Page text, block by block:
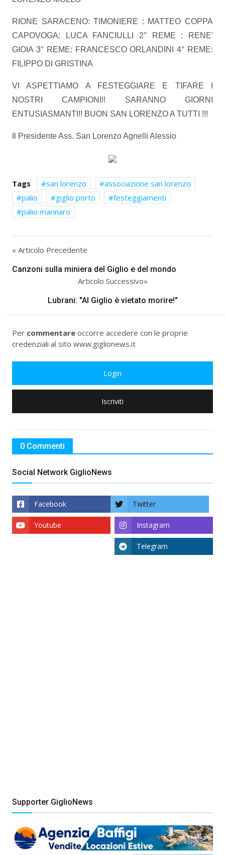
RIONE SARACENO: TIMONIERE : MATTEO COPPA
CAPOVOGA: LUCA FANCIULLI 2° REME : RENE'
GIOIA 3° REME: FRANCESCO ORLANDINI 4° REME:
FILIPPO DI GRISTINA
VI ASPETTIAMO A FESTEGGIARE E TIFARE I
NOSTRI CAMPIONI!! SARANNO GIORNI
ENTUSIASMANTI!! BUON SAN LORENZO A TUTTI !!!
Il Presidente Ass. San Lorenzo Agnelli Alessio
Tags san lorenzo
associazione san lorenzo
palio
giglio porto
festeggiamenti
palio marinaro
« Articolo Precedente
Canzoni sulla miniera del Giglio e del mondo
Articolo Successivo»
Lubrani: "Al Giglio è vietato morire!"
Per commentare occorre accedere con le proprie
credenziali al sito www.giglionews.it
Login
Iscriviti
0 Commenti
Social Network GiglioNews
Facebook Twitter
Instagram
Youtube
Telegram
Supporter GiglioNews